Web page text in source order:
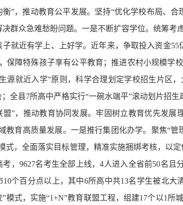
衡”，推动教育公平发展。坚持“优化学校布局、
群众急难愁盼问题。一是不断扩容学位。统筹
就近有学上、上好学。近年来，争取投入资金
保障特殊孩子享有公平教育；推进农村小规模学
源就近入学”原则，科学合理划定学校招生片区
全县7所高中严格实行“一碗水端平”滚动划片招
盟”，推动教育协同发展。牢固树立教育优先发
教育高质量发展。一是推行集团化办学。聚焦“
式，全面落实目标管理，精准实施捆绑考核，以
考，9627名考生全部上线，4人进入全省前50名且
10个百分点以上，其中6所高中共13名学生被北
”模式，实施“1+N”教育联盟工程，组建17个以1